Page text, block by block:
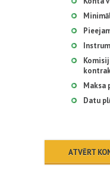
Maksa
Datu
ATVĒRT